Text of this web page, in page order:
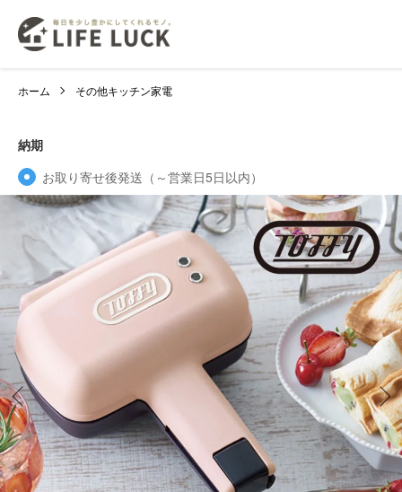
ホーム その他キッチン家電
納期
お取り寄せ後発送（～営業日5日以内）